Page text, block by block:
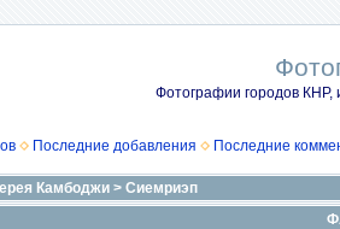
Фотографии городов КНР,
Последние добавления Последние
Камбоджи > Сиемриэп